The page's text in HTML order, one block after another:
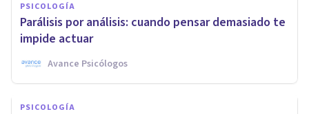
PSICOLOGÍA
Parálisis por análisis: cuando pensar demasiado te
impide actuar
Avance Psicólogos
PSICOLOGÍA